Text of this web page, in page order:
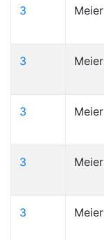
3 Meier
3 Meier
3 Meier
3 Meier
3 Meier